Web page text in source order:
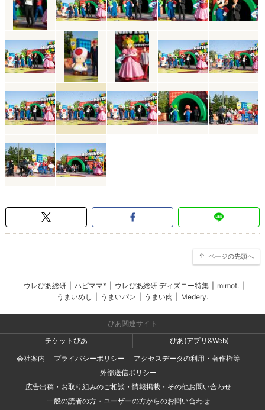
ページの先頭へ
ウレぴあ総研 ハピママ* ウレぴあ総研 ディズニー特集 mimot.
うまいめし
うまいパン うまい肉 Medery.
ぴあ関連サイト
チケットぴあ
ぴあ(アプリ&Web)
会社案内
プライバシーポリシー
アクセスデータの利用・著作権等
外部送信ポリシー
広告出稿・お取り組みのご相談・情報掲載・その他お問い合わせ
一般の読者の方・ユーザーの方からのお問い合わせ